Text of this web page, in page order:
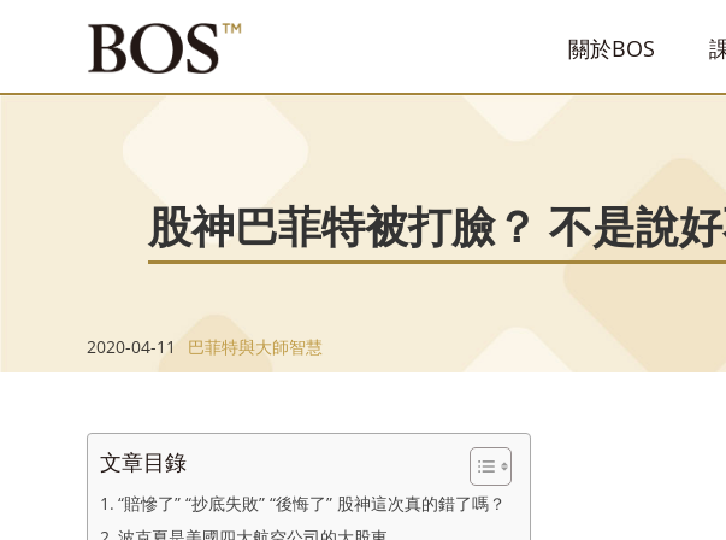
關於BOS
股神巴菲特被打臉？ 不是說
2020-04-11 巴菲特與大師智慧
文章目錄
“賠慘了” “抄底失敗” “後悔了” 股神這次真的錯了嗎？